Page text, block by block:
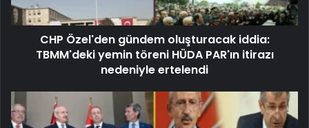
CHP Özel'den gündem oluşturacak iddia:
TBMM'deki yemin töreni HÜDA PAR'ın itirazı
nedeniyle ertelendi